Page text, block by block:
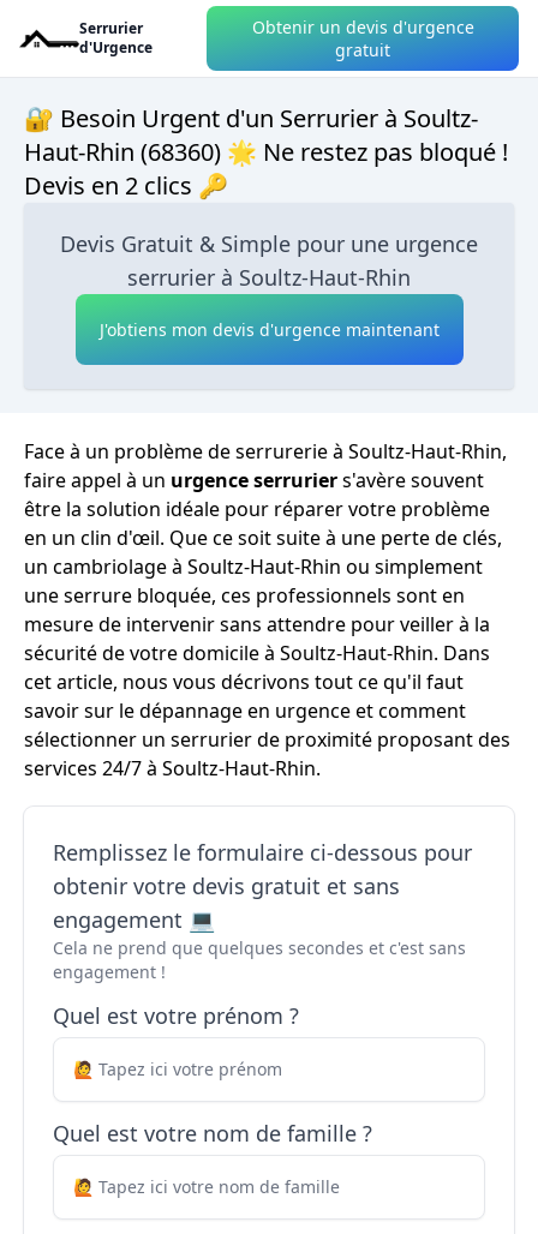
Serrurier
d'Urgence
Obtenir un devis d'urgence
gratuit
🔐 Besoin Urgent d'un Serrurier à Soultz-
Haut-Rhin (68360) 🌟 Ne restez pas bloqué !
Devis en 2 clics 🔑
Devis Gratuit & Simple pour une urgence
serrurier à Soultz-Haut-Rhin
J'obtiens mon devis d'urgence maintenant
Face à un problème de serrurerie à Soultz-Haut-Rhin,
faire appel à un urgence serruriers'avère souvent
être la solution idéale pour réparer votre problème
en un clin d'œil. Que ce soit suite à une perte de clés,
un cambriolage à Soultz-Haut-Rhin ou simplement
une serrure bloquée, ces professionnels sont en
mesure de intervenir sans attendre pour veiller à la
sécurité de votre domicile à Soultz-Haut-Rhin. Dans
cet article, nous vous décrivons tout ce qu'il faut
savoir sur le dépannage en urgence et comment
sélectionner un serrurier de proximité proposant des
services 24/7 à Soultz-Haut-Rhin.
Remplissez le formulaire ci-dessous pour
obtenir votre devis gratuit et sans
engagement 💻
Cela ne prend que quelques secondes et c'est sans
engagement !
Quel est votre prénom ?
Quel est votre nom de famille ?